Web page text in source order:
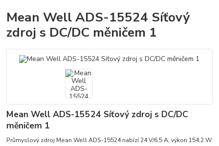
Mean Well ADS-15524 Síťový
zdroj s DC/DC měničem 1
Mean Well ADS-15524 Síťový zdroj s DC/DC
měničem 1
Průmyslový zdroj Mean Well ADS-15524 nabízí 24 V/6,5 A, výkon 154,2 W